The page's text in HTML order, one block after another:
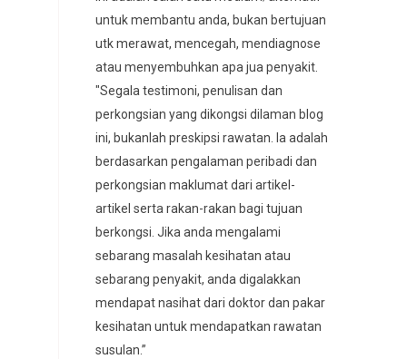
untuk membantu anda, bukan bertujuan
utk merawat, mencegah, mendiagnose
atau menyembuhkan apa jua penyakit.
"Segala testimoni, penulisan dan
perkongsian yang dikongsi dilaman blog
ini, bukanlah preskipsi rawatan. Ia adalah
berdasarkan pengalaman peribadi dan
perkongsian maklumat dari artikel-
artikel serta rakan-rakan bagi tujuan
berkongsi. Jika anda mengalami
sebarang masalah kesihatan atau
sebarang penyakit, anda digalakkan
mendapat nasihat dari doktor dan pakar
kesihatan untuk mendapatkan rawatan
susulan.”